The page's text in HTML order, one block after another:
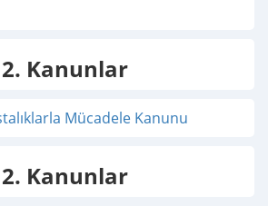
2. Kanunlar
Mücadele Kanunu
2. Kanunlar